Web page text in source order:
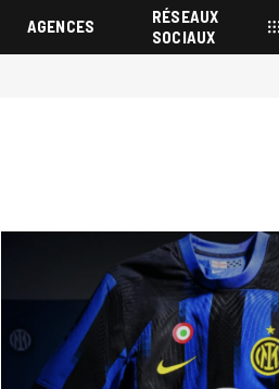
AGENCES
RÉSEAUX
SOCIAUX